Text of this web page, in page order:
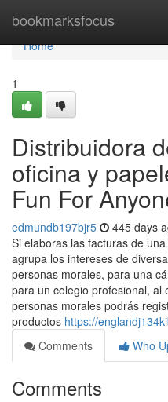
bookmarksfocus
Home
Home
1
Distribuidora
oficina y
Fun For
edmundb197bjr5 445 days
Si elaboras las facturas de
agrupa los intereses de
personas morales, para una
para un colegio profesional,
personas morales podrás
productos https://
Comments
Who
Comments